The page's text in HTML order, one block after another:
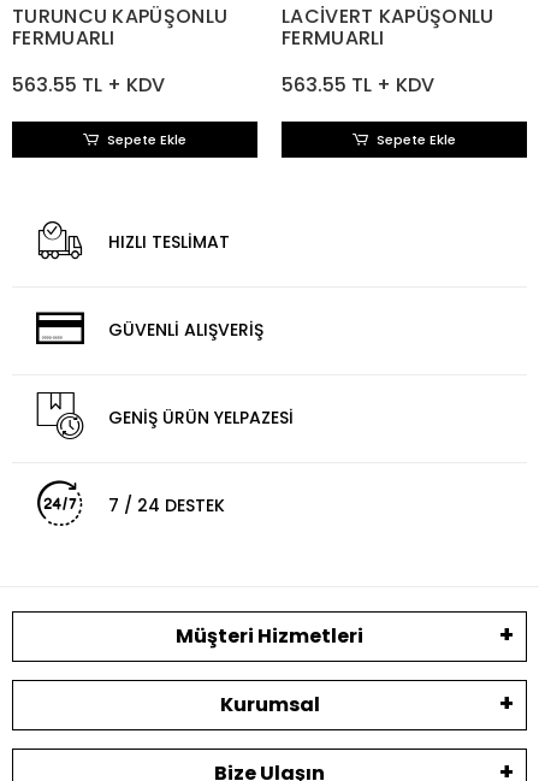
TURUNCU KAPÜŞONLU
FERMUARLI
563.55 TL + KDV
Sepete Ekle
LACİVERT KAPÜŞONLU
FERMUARLI
563.55 TL + KDV
Sepete Ekle
HIZLI TESLİMAT
GÜVENLİ ALIŞVERİŞ
GENİŞ ÜRÜN YELPAZESİ
7 / 24 DESTEK
Müşteri Hizmetleri
Kurumsal
Bize Ulaşın